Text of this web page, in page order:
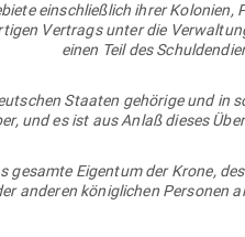
ein­schließlich ihrer
Ver­trags unter die
einen Teil des
Staaten gehörige und in
und es ist aus Anlaß dieses
gesamte Eigentum der Krone,
anderen könig­lichen Per­sonen